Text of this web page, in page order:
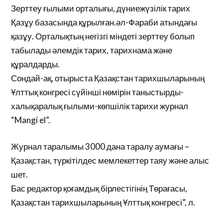
Зерттеу ғылыми орталығы, дүниежүзілік тарих
Қазұу базасында құрылған.әл-Фараби атындағы
қазұу. Орталықтың негізгі міндеті зерттеу болып
табылады әлемдік тарих, тарихнама және
құралдарды.
Сондай-ақ, отырыста Қазақстан тарихшыларының
Ұлттық конгресі сүйінші нөмірін таныстырды-
халықаралық ғылыми-көпшілік тарихи журнал
“Mangi el”.
Журнал таралымы 3000 дана таралу аумағы –
Қазақстан, түркітілдес мемлекеттер таяу және алыс
шет.
Бас редактор қоғамдық бірлестігінің Төрағасы,
Қазақстан тарихшыларының Ұлттық конгресі”, л.